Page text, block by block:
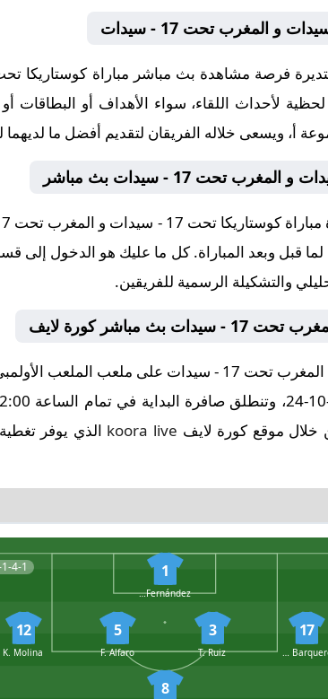
لأحداث اللقاء، سواء الأهداف أو البطاقات
قبل وبعد المباراة. كل ما عليك هو الدخول إلى
والتشكيلة الرسمية للفريقين.
تُقام مباراة كوستاريكا تحت 17 - سيدات ضد المغرب تحت 17 -
خلال موقع كورة لايف koora live الذي يوفر
4-1 1
V. Fernández
17
3
T. Ruiz
5
F. Alfaro
12
K. Molina
8